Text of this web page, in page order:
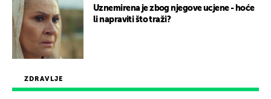
ZDRAVLJE
Uznemirena je zbog njegove ucjene - hoće
li napraviti što traži?